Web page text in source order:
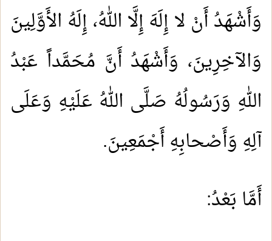
وَأَشْهَدُ أَنْ لا إِلَهَ إِلَّا اللهُ، إِلَهُ الأَوَّلِينَ
وَالآخِرِينَ، وَأَشْهَدُ أَنَّ مُحَمَّداً عَبْدُ
اللهِ وَرَسُولُهُ صَلَّى اللهُ عَلَيْهِ وَعَلَى
آلِهِ وَأَصْحابِهِ أَجْمَعِينَ.
أَمَّا بَعْدُ: